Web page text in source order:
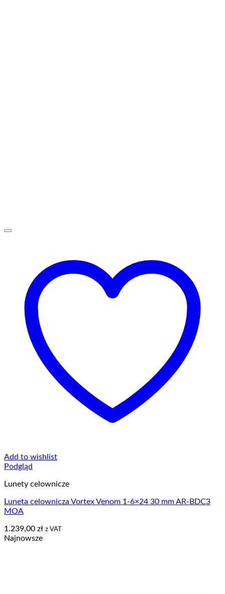
Add to wishlist
Podgląd
Lunety celownicze
Luneta celownicza Vortex Venom 1-6×24 30 mm AR-BDC3
MOA
1.239,00 zł z VAT
Najnowsze